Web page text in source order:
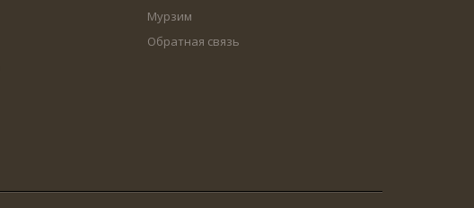
Мурзим
Обратная связь